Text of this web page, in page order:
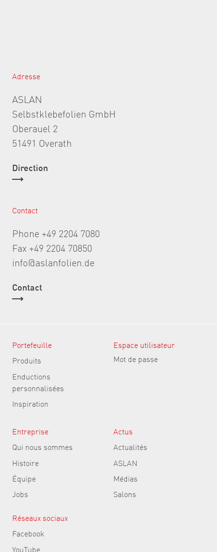
Adresse
ASLAN
Selbstklebefolien GmbH
Oberauel 2
51491 Overath
Direction
Contact
Phone +49 2204 7080
Fax +49 2204 70850
info@aslanfolien.de
Contact
Portefeuille
Produits
Enductions
personnalisées
Inspiration
Espace utilisateur
Mot de passe
Entreprise
Qui nous sommes
Histoire
Équipe
Jobs
Actus
Actualités
ASLAN
Médias
Salons
Réseaux sociaux
Facebook
YouTube